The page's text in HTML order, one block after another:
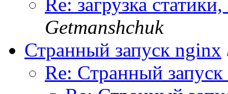
Re: загрузка
Getmanshchuk
Странный запуск nginx
Re: Странный